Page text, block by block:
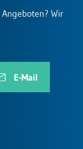
Wir
E-Mail